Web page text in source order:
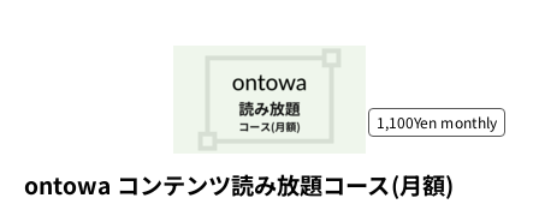
1,100Yen monthly
ontowa コンテンツ読み放題コース(月額)